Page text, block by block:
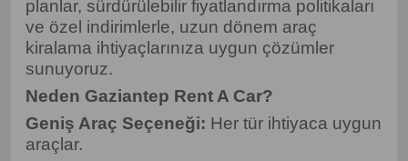
planlar, sürdürülebilir fiyatlandırma politikaları
ve özel indirimlerle, uzun dönem araç
kiralama ihtiyaçlarınıza uygun çözümler
sunuyoruz.
Neden Gaziantep Rent A Car?
Geniş Araç Seçeneği: Her tür ihtiyaca uygun
araçlar.